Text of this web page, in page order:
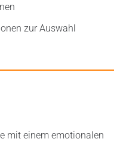
zur Auswahl
mit einem emotionalen